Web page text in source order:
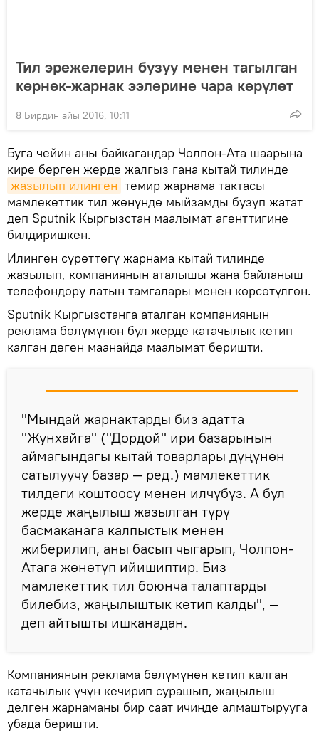
Тил эрежелерин бузуу менен тагылган
көрнөк-жарнак ээлерине чара көрүлөт
8 Бирдин айы 2016, 10:11
Буга чейин аны байкагандар Чолпон-Ата шаарына
кире берген жерде жалгыз гана кытай тилинде
жазылып илинген темир жарнама тактасы
мамлекеттик тил жөнүндө мыйзамды бузуп жатат
деп Sputnik Кыргызстан маалымат агенттигине
билдиришкен.
Илинген сүрөттөгү жарнама кытай тилинде
жазылып, компаниянын аталышы жана байланыш
телефондору латын тамгалары менен көрсөтүлгөн.
Sputnik Кыргызстанга аталган компаниянын
реклама бөлүмүнөн бул жерде катачылык кетип
калган деген маанайда маалымат беришти.
"Мындай жарнактарды биз адатта
"Жунхайга" ("Дордой" ири базарынын
аймагындагы кытай товарлары дүңүнөн
сатылуучу базар — ред.) мамлекеттик
тилдеги коштоосу менен илчүбүз. А бул
жерде жаңылыш жазылган түрү
басмаканага калпыстык менен
жиберилип, аны басып чыгарып, Чолпон-
Атага жөнөтүп ийишиптир. Биз
мамлекеттик тил боюнча талаптарды
билебиз, жаңылыштык кетип калды", —
деп айтышты ишканадан.
Компаниянын реклама бөлүмүнөн кетип калган
катачылык үчүн кечирип сурашып, жаңылыш
делген жарнаманы бир саат ичинде алмаштырууга
убада беришти.